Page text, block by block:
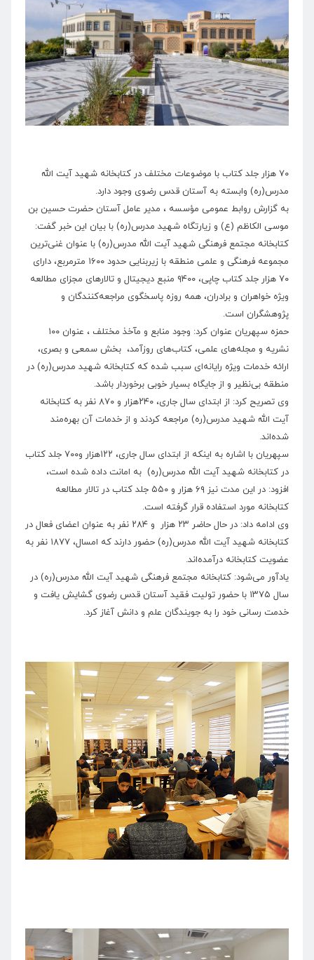
۷۰ هزار جلد کتاب با موضوعات مختلف در کتابخانه شهید آیت الله
مدرس(ره) وابسته به آستان قدس رضوی وجود دارد.
به گزارش روابط عمومی مؤسسه ، مدیر عامل آستان حضرت حسین بن
موسی الکاظم (ع) و زیارتگاه شهید مدرس(ره) با بیان این خبر گفت:
کتابخانه مجتمع فرهنگی شهید آیت الله مدرس(ره) با عنوان غنی‌ترین
مجموعه فرهنگی و علمی منطقه با زیربنایی حدود ۱۶۰۰ مترمربع، دارای
۷۰ هزار جلد کتاب چاپی، ۹۴۰۰ منبع دیجیتال و تالارهای مجزای مطالعه
ویژه خواهران و برادران، همه روزه پاسخگوی مراجعه‌کنندگان و
پژوهشگران است.
حمزه سپهریان عنوان کرد: وجود منابع و مآخذ مختلف ، عنوان ۱۰۰
نشریه و مجله‌های علمی، کتاب‌های روزآمد، بخش سمعی و بصری،
ارائه خدمات ویژه رایانه‌ای سبب شده که کتابخانه شهید مدرس(ره) در
منطقه بی‌نظیر و از جایگاه بسیار خوبی برخوردار باشد.
وی تصریح کرد: از ابتدای سال جاری، ۲۴۰هزار و ۸۷۰ نفر به کتابخانه
آیت الله شهید مدرس(ره) مراجعه کردند و از خدمات آن بهره‌مند
شده‌اند.
سپهریان با اشاره به اینکه از ابتدای سال جاری، ۱۲۲هزار و۷۰۰ جلد کتاب
در کتابخانه شهید آیت الله مدرس(ره) به امانت داده شده است،
افزود: در این مدت نیز ۶۹ هزار و ۵۵۰ جلد کتاب در تالار مطالعه
کتابخانه مورد استفاده قرار گرفته است.
وی ادامه داد: در حال حاضر ۲۳ هزار و ۲۸۴ نفر به عنوان اعضای فعال در
کتابخانه شهید آیت الله مدرس(ره) حضور دارند که امسال، ۱۸۷۷ نفر به
عضویت کتابخانه درآمده‌اند.
یادآور می‌شود: کتابخانه مجتمع فرهنگی شهید آیت الله مدرس(ره) در
سال ۱۳۷۵ با حضور تولیت فقید آستان قدس رضوی گشایش یافت و
خدمت رسانی خود را به جویندگان علم و دانش آغاز کرد.